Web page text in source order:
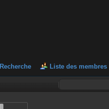
Recherche Liste des membres